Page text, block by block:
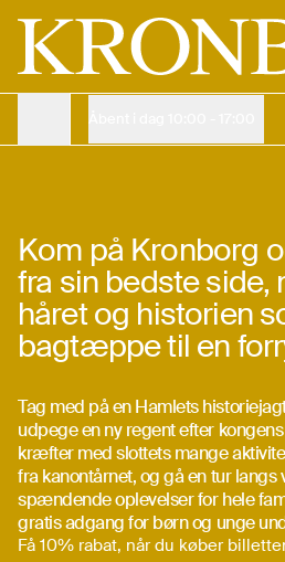
Dagsbillet
Barn
Gratis
Åbningstider
Køb billet
Køb billet
Få 10% rabat, når du køber
Kom på Kronborg
fra sin bedste side,
håret og historien
bagtæppe til en
Tag med på en Hamlets
udpege en ny regent efter
kræfter med slottets mange
fra kanontårnet, og gå en tur langs
spændende oplevelser for hele
gratis adgang for børn og unge